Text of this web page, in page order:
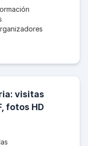
visitas
fotos HD